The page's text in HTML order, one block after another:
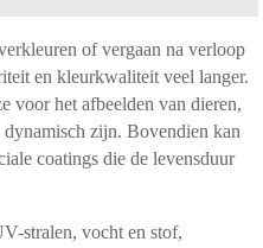
of vergaan na verloop
en kleurkwaliteit veel langer.
voor het afbeelden van dieren,
zijn. Bovendien kan
coatings die de levensduur
stralen, vocht en stof,